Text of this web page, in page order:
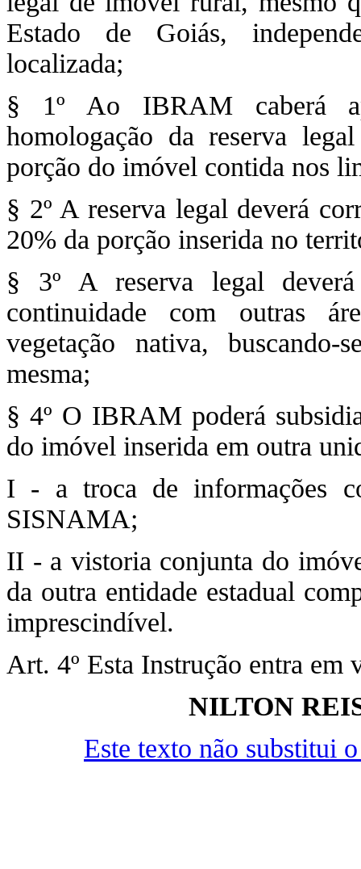
Estado de Goiás,
localizada;
§ 1º Ao IBRAM caberá
homologação da reserva
porção do imóvel contida nos
§ 2º A reserva legal deverá
20% da porção inserida no
§ 3º A reserva legal deverá
continuidade com outras
vegetação nativa,
mesma;
§ 4º O IBRAM poderá
do imóvel inserida em outra
I - a troca de informações
SISNAMA;
II - a vistoria conjunta do
da outra entidade estadual
imprescindível.
Art. 4º Esta Instrução entra em
NILTON
Este texto não substitui